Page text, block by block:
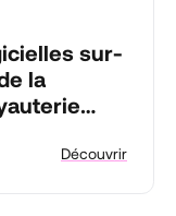
sur-
la
Découvrir